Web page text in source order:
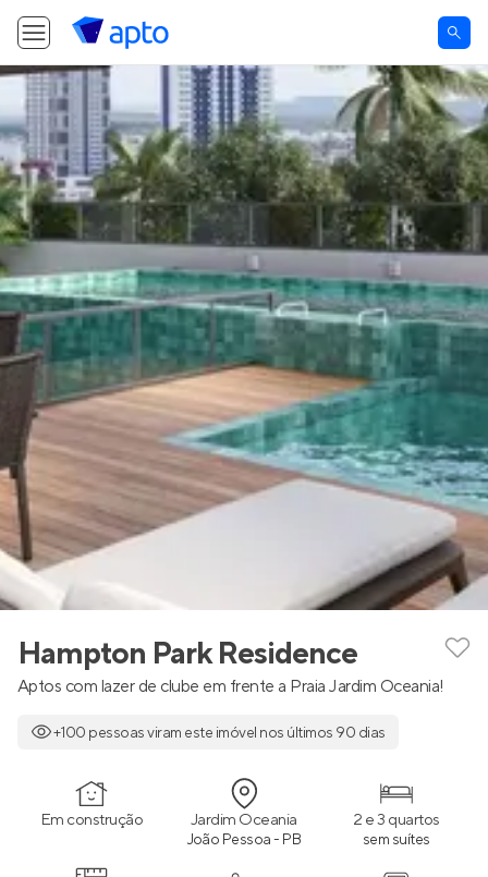
Hampton Park Residence
Aptos com lazer de clube em frente a Praia Jardim Oceania!
+100 pessoas viram este imóvel nos últimos 90 dias
Em construção Jardim Oceania
João Pessoa - PB
2 e 3 quartos
sem suítes